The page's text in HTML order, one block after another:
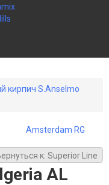
кирпич S.Anselmo
Amsterdam RG
к: Superior Line
AL